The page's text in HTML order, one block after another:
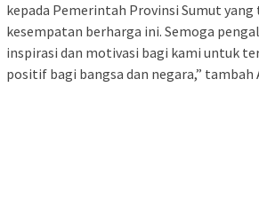
kepada Pemerintah Provinsi Sumut
kesempatan berharga ini. Semoga
inspirasi dan motivasi bagi kami untuk
positif bagi bangsa dan negara,” tambah